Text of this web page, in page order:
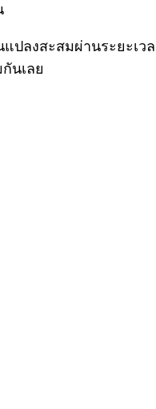
ปลงสะสมผ่านระยะเ
นเลย